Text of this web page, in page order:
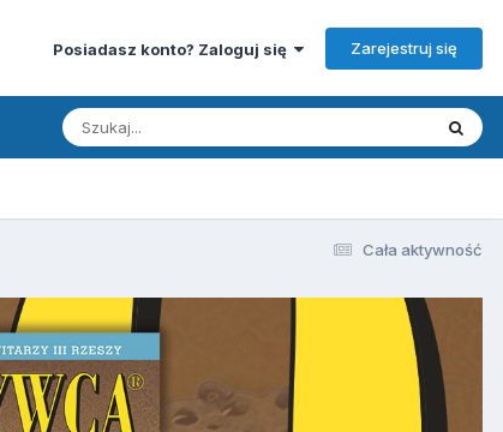
Posiadasz konto? Zaloguj się Zarejestruj się
Cała aktywność